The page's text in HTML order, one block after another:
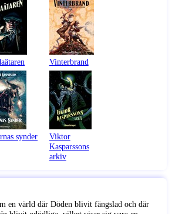
Vinterbrand
synder
Viktor
Kasparssons
arkiv
en värld där Döden blivit fängslad och där